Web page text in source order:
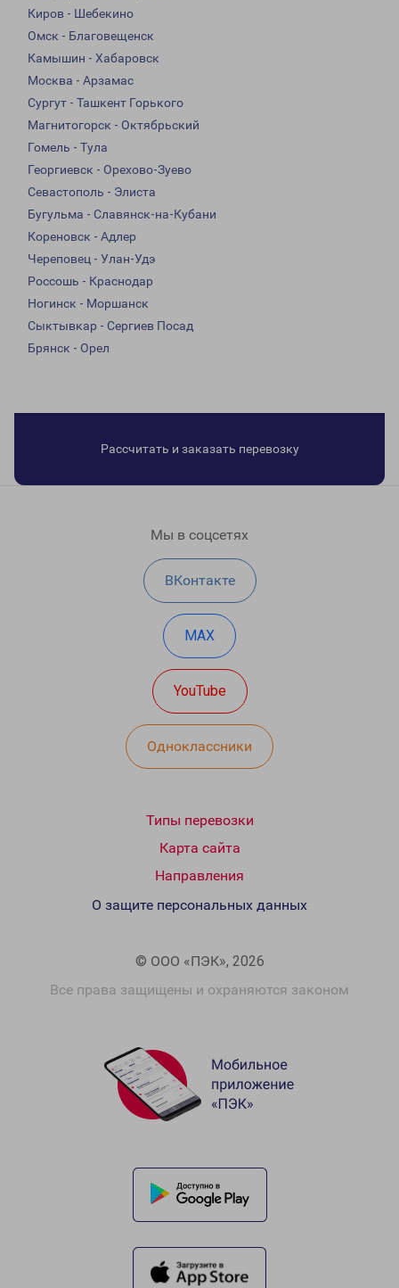
Киров - Шебекино
Омск - Благовещенск
Камышин - Хабаровск
Москва - Арзамас
Сургут - Ташкент Горького
Магнитогорск - Октябрьский
Гомель - Тула
Георгиевск - Орехово-Зуево
Севастополь - Элиста
Бугульма - Славянск-на-Кубани
Кореновск - Адлер
Череповец - Улан-Удэ
Россошь - Краснодар
Ногинск - Моршанск
Сыктывкар - Сергиев Посад
Брянск - Орел
Рассчитать и заказать перевозку
Мы в соцсетях
ВКонтакте
MAX
YouTube
Одноклассники
Типы перевозки
Карта сайта
Направления
© ООО «ПЭК», 2026
Все права защищены и охраняются законом
О защите персональных данных